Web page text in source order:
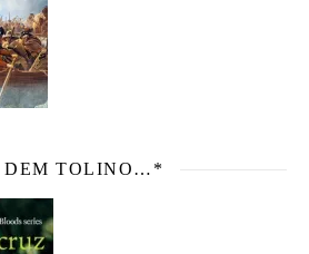
DEM TOLINO…*